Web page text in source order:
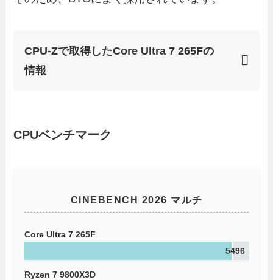
CPU-Zで取得したCore Ultra 7 265Fの
情報
CPUベンチマーク
CINEBENCH 2026 マルチ
Core Ultra 7 265F
5496
Ryzen 7 9800X3D